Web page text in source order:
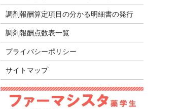
調剤報酬算定項目の分かる明細書の発行
調剤報酬点数表一覧
プライバシーポリシー
サイトマップ